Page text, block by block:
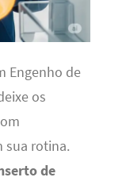
Engenho de
os
sua rotina.
de